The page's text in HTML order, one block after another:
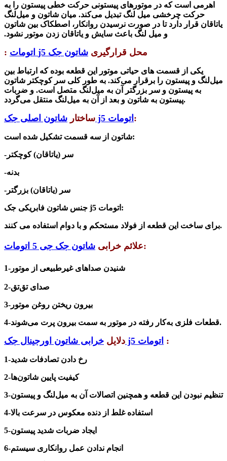
اهرمی است که در موتورهای پیستونی حرکت خطی پیستون را به
حرکت چرخشی میل لنگ تبدیل می‌کند. میان شاتون و میل‌لنگ
یاتاقان قرار دارد تا در صورت نرسیدن روانکار، اصطکاک بین شاتون
و میل لنگ باعث سایش و یاتاقان زدن موتور نشود.
محل قرارگیری شاتون جک j5 اتومات :
یکی از قسمت های حیاتی موتور این قطعه بوده که ارتباط بین
میل‌لنگ و پیستون را برقرار می‌کند. به طور کلی سر کوچکتر شاتون
به پیستون و سر بزرگتر آن به میل‌لنگ متصل است. و ضربات
پیستون به شاتون و بعد از آن به میل‌لنگ منتقل می‌گردد.
ساختار شاتون اصلی جک j5 اتومات :
شاتون از سه قسمت تشکیل شده است:
-سر (یاتاقان) کوچکتر
-بدنه
-سر (یاتاقان) بزرگتر
جنس شاتون فابریکی جک j5 اتومات:
برای ساخت این قطعه از فولاد مستحکم و با دوام استفاده می کنند.
علائم خرابی شاتون جک جی 5 اتومات :
1- شنیدن صداهای غیرطبیعی از موتور
2-صدای تق‌تق
3- بیرون ریختن روغن موتور
4- قطعات فلزی به‌کار رفته در موتور به سمت بیرون پرت می‌شوند.
دلایل خرابی شاتون اورجینال جک j5 اتومات :
1-رخ دادن تصادفات شدید
2-کیفیت پایین شاتون‌ها
3-تنظیم نبودن این قطعه و همچنین اتصالات آن به میل‌لنگ و پیستون
4-استفاده غلط از دنده معکوس در سرعت بالا
5-ایجاد ضربات شدید پیستون
6-انجام ندادن عمل روانکاری سیستم